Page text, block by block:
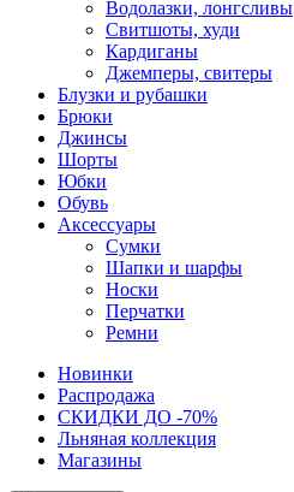
Водолазки, лонгсливы
Свитшоты, худи
Кардиганы
Джемперы, свитеры
Блузки и рубашки
Брюки
Джинсы
Шорты
Юбки
Обувь
Аксессуары
Сумки
Шапки и шарфы
Носки
Перчатки
Ремни
Новинки
Распродажа
СКИДКИ ДО -70%
Льняная коллекция
Магазины